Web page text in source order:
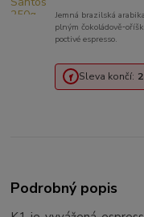
Jemná brazilská
plným
poctivé espresso.
Sleva končí:
Podrobný popis